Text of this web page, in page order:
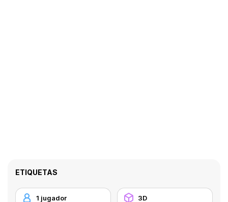
ETIQUETAS
1 jugador 3D